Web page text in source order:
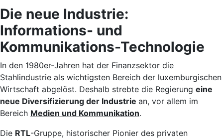
Die neue Industrie:
Informations- und
Kommunikations-Technologie
In den 1980er-Jahren hat der Finanzsektor die
Stahlindustrie als wichtigsten Bereich der luxemburgischen
Wirtschaft abgelöst. Deshalb strebte die Regierung eine
neue Diversifizierung der Industrie an, vor allem im
Bereich Medien und Kommunikation.
Die RTL-Gruppe, historischer Pionier des privaten